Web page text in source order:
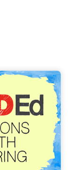
ာင်းဆိုခြင်းခံ
(EDD) –
ရင်းတွင်
အထည်ဖော်
များအား
တ်ပူးတွဲအဖွဲ့
စ်ကြိမ်
ြင်း၊
က်ရှင်းလင်း